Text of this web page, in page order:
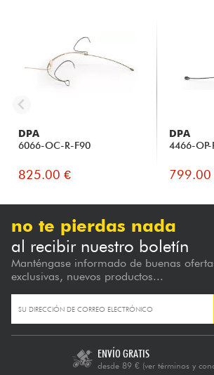
DPA
6066-OC-R-F90
825.00 €
DPA
4466-OP-
799.00
no te pierdas nada
al recibir nuestro boletín
Manténgase informado de buenas
exclusivas, nuevos productos...
ENVÍO GRATIS
desde 89 € (ver términos y